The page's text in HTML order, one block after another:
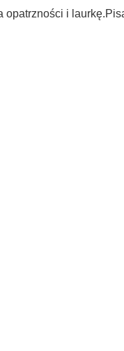
opatrzności i